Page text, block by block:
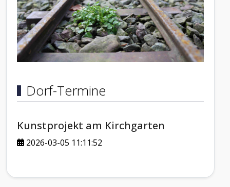
Dorf-Termine
Kunstprojekt am Kirchgarten
2026-03-05 11:11:52